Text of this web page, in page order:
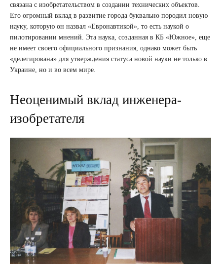
связана с изобретательством в создании технических объектов.
Его огромный вклад в развитие города буквально породил новую
науку, которую он назвал «Евронавтикой», то есть наукой о
пилотировании мнений. Эта наука, созданная в КБ «Южное», еще
не имеет своего официального признания, однако может быть
«делегирована» для утверждения статуса новой науки не только в
Украине, но и во всем мире.
Неоценимый вклад инженера-
изобретателя